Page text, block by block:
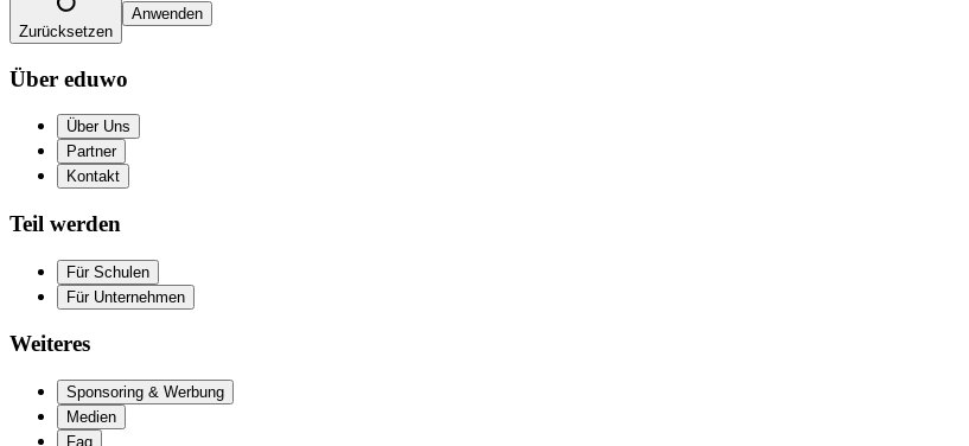
Zurücksetzen
Anwenden
Über eduwo
Über Uns
Partner
Kontakt
Teil werden
Für Schulen
Für Unternehmen
Weiteres
Sponsoring & Werbung
Medien
Faq